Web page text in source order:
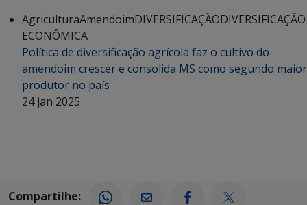
AgriculturaAmendoimDIVERSIFICAÇÃODIVERSIFICAÇÃO
ECONÔMICA
Política de diversificação agrícola faz o cultivo do
amendoim crescer e consolida MS como segundo maior
produtor no país
24 jan 2025
Compartilhe: